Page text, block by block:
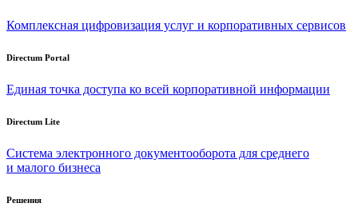
Комплексная цифровизация услуг и корпоративных сервисов
Directum Portal
Единая точка доступа ко всей корпоративной информации
Directum Lite
Система электронного документооборота для среднего
и малого бизнеса
Решения